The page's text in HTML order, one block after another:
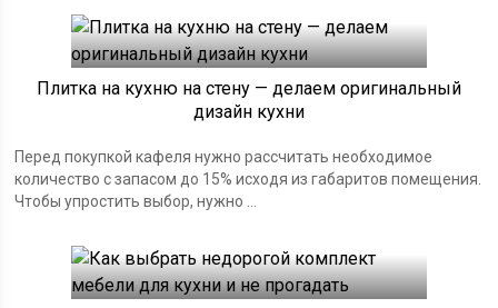
Плитка на кухню на стену — делаем оригинальный
дизайн кухни
Перед покупкой кафеля нужно рассчитать необходимое
количество с запасом до 15% исходя из габаритов помещения.
Чтобы упростить выбор, нужно ...